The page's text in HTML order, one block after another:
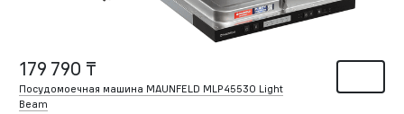
179 790 ₸
Посудомоечная машина MAUNFELD MLP45530 Light
Beam